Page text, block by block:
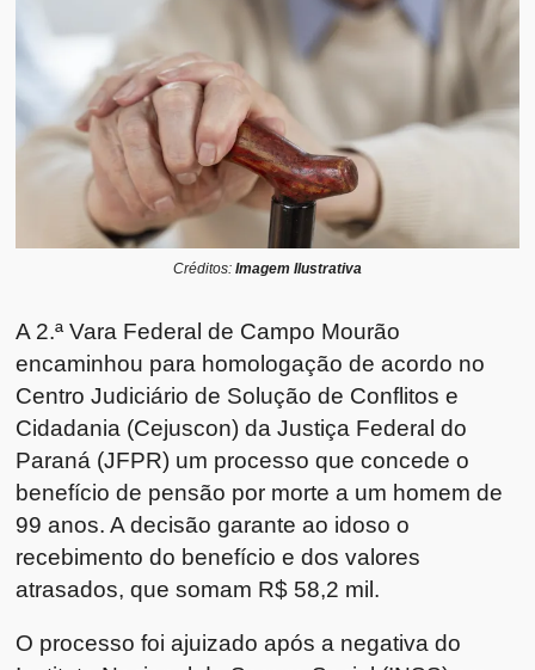
Créditos: Imagem Ilustrativa
A 2.ª Vara Federal de Campo Mourão
encaminhou para homologação de acordo no
Centro Judiciário de Solução de Conflitos e
Cidadania (Cejuscon) da Justiça Federal do
Paraná (JFPR) um processo que concede o
benefício de pensão por morte a um homem de
99 anos. A decisão garante ao idoso o
recebimento do benefício e dos valores
atrasados, que somam R$ 58,2 mil.
O processo foi ajuizado após a negativa do